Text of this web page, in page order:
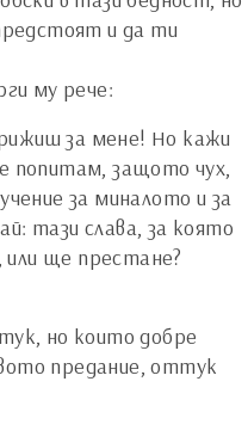
и да ти
му рече:
за мене! Но кажи
попитам, защото чух,
за миналото и за
тази слава, за която
или ще престане?
но които добре
предание, оттук